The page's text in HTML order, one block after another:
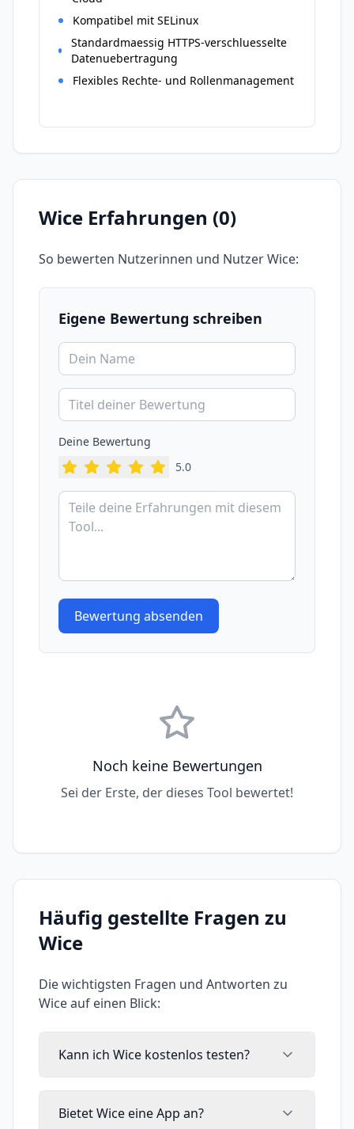
Kompatibel mit SELinux
Standardmaessig HTTPS-verschluesselte
Datenuebertragung
Flexibles Rechte- und Rollenmanagement
Wice Erfahrungen (0)
So bewerten Nutzerinnen und NutzerWice:
Eigene Bewertung schreiben
Deine Bewertung
5.0
Bewertung absenden
Noch keine Bewertungen
Sei der Erste, der dieses Tool bewertet!
Häufig gestellte Fragen zu
Wice
Die wichtigsten Fragen und Antworten zu
Wiceauf einen Blick:
Kann ich Wice kostenlos testen?
Bietet Wice eine App an?